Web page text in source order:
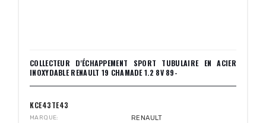
COLLECTEUR D'ÉCHAPPEMENT SPORT TUBULAIRE EN ACIER
INOXYDABLE RENAULT 19 CHAMADE 1.2 8V 89-
KCE43TE43
MARQUE RENAULT